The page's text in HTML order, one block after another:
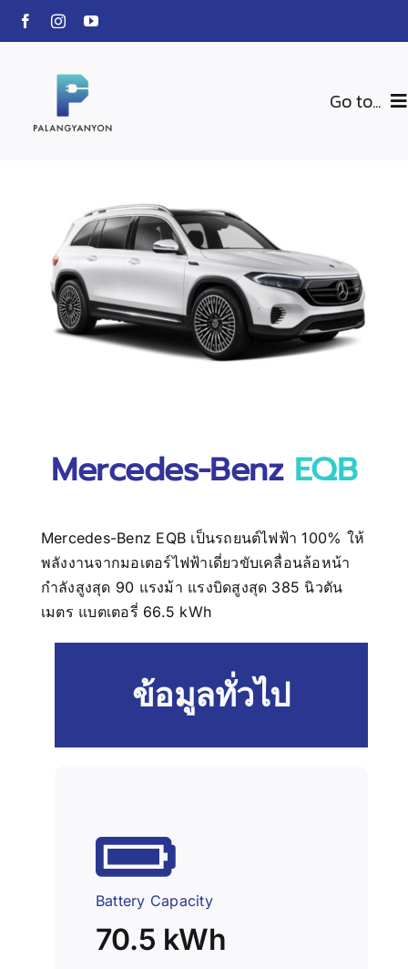
Skip
Go to...
BLU-VOLTZ
Charging Station
EV Car
ติดต่อเรา
Mercedes-BenzEQB
Mercedes-Benz EQB เป็นรถยนต์ไฟฟ้า 100% ให้
พลังงานจากมอเตอร์ไฟฟ้าเดี่ยวขับเคลื่อนล้อหน้า
กำลังสูงสุด 90 แรงม้า แรงบิดสูงสุด 385 นิวตัน
เมตร แบตเตอรี่ 66.5 kWh
ข้อมูลทั่วไป
Battery Capacity
70.5 kWh